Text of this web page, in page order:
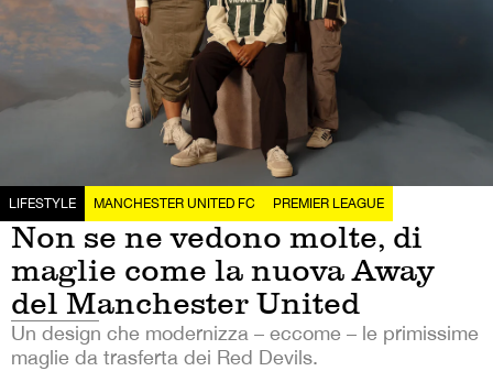
LIFESTYLE MANCHESTER UNITED FC PREMIER LEAGUE
Non se ne vedono molte, di
maglie come la nuova Away
del Manchester United
Un design che modernizza – eccome – le primissime
maglie da trasferta dei Red Devils.